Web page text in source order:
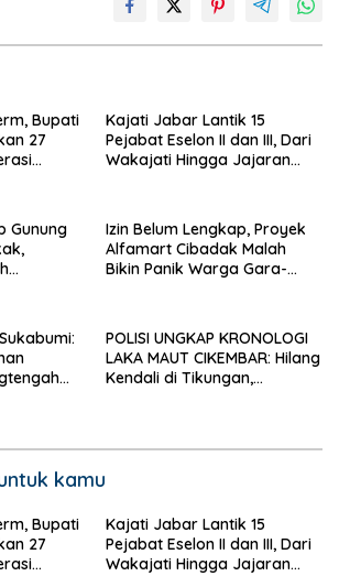
Bupati
27
Kajati Jabar Lantik 15
Pejabat Eselon II dan III, Dari
Wakajati Hingga Jajaran
Gunung
Izin Belum Lengkap, Proyek
Alfamart Cibadak Malah
Bikin Panik Warga Gara-
POLISI UNGKAP KRONOLOGI
LAKA MAUT CIKEMBAR: Hilang
Kendali di Tikungan,
kamu
Bupati
27
Kajati Jabar Lantik 15
Pejabat Eselon II dan III, Dari
Wakajati Hingga Jajaran